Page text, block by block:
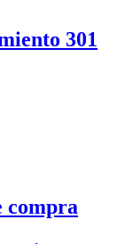
301
compra